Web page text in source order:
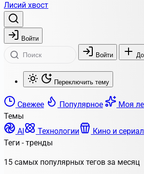
Лисий хвост
Войти
Войти
Переключить тему
Свежее Популярное Моя
Темы
AI
Технологии Кино и
Теги - тренды
15 самых популярных тегов за месяц